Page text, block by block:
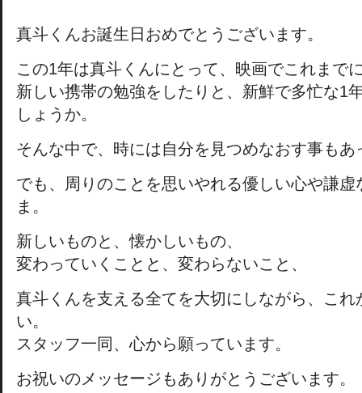
真斗くんお誕生日おめでとうございます。
この1年は真斗くんにとって、映画でこれまで
新しい携帯の勉強をしたりと、新鮮で多忙な1
しょうか。
そんな中で、時には自分を見つめなおす事もあ
でも、周りのことを思いやれる優しい心や謙
ま。
新しいものと、懐かしいもの、
変わっていくことと、変わらないこと、
真斗くんを支える全てを大切にしながら、こ
い。
スタッフ一同、心から願っています。
お祝いのメッセージもありがとうございます。